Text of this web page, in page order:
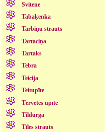
Svitene
Tabaķenka
Tarbiņu strauts
Tartaciņa
Tartaks
Tebra
Teicija
Teitupīte
Tērvetes upīte
Tildurga
Tīles strauts